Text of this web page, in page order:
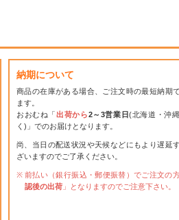
納期について
商品の在庫がある場合、ご注文時の最短納期
ます。
おおむね「出荷から2～3営業日(北海道・沖
く)」でのお届けとなります。
尚、当日の配送状況や天候などにもより遅延
ざいますのでご了承ください。
前払い（銀行振込・郵便振替）でご注文の
認後の出荷 」となりますのでご注意下さい。